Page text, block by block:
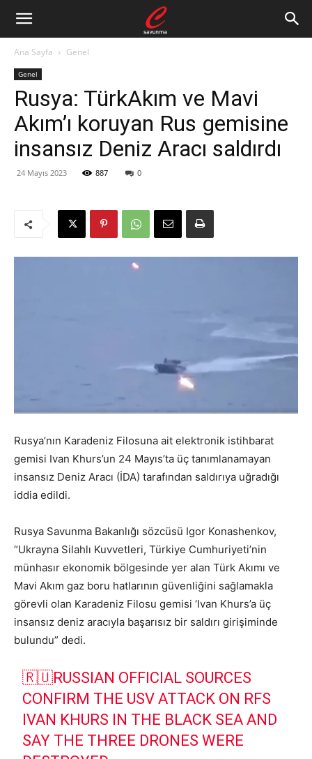
Ana Sayfa Genel
Genel
Rusya: TürkAkım ve Mavi
Akım’ı koruyan Rus gemisine
insansız Deniz Aracı saldırdı
24 Mayıs 2023 887 0
Rusya’nın Karadeniz Filosuna ait elektronik istihbarat
gemisi Ivan Khurs’un 24 Mayıs’ta üç tanımlanamayan
insansız Deniz Aracı (İDA) tarafından saldırıya uğradığı
iddia edildi.
Rusya Savunma Bakanlığı sözcüsü Igor Konashenkov,
“Ukrayna Silahlı Kuvvetleri, Türkiye Cumhuriyeti’nin
münhasır ekonomik bölgesinde yer alan Türk Akımı ve
Mavi Akım gaz boru hatlarının güvenliğini sağlamakla
görevli olan Karadeniz Filosu gemisi ‘Ivan Khurs’a üç
insansız deniz aracıyla başarısız bir saldırı girişiminde
bulundu” dedi.
🇷🇺RUSSIAN OFFICIAL SOURCES
CONFIRM THE USV ATTACK ON RFS
IVAN KHURS IN THE BLACK SEA AND
SAY THE THREE DRONES WERE